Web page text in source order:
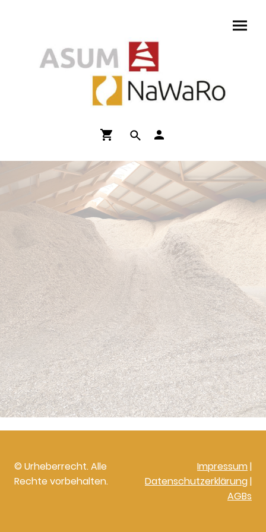
© Urheberrecht. Alle
Rechte vorbehalten.
Impressum|
Datenschutzerklärung|
AGBs